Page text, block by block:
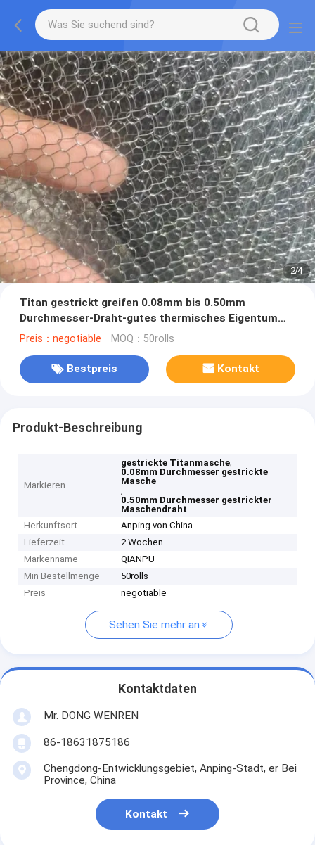
2/4
Titan gestrickt greifen 0.08mm bis 0.50mm
Durchmesser-Draht-gutes thermisches Eigentum
ineinander
Preis：negotiable MOQ：50rolls
Bestpreis Kontakt
Produkt-Beschreibung
Markieren
gestrickte Titanmasche,
0.08mm Durchmesser gestrickte
Masche
,
0.50mm Durchmesser gestrickter
Maschendraht
Herkunftsort
Anping von China
Lieferzeit
2 Wochen
Markenname
QIANPU
Min Bestellmenge
50rolls
Preis
negotiable
Sehen Sie mehr an
Kontaktdaten
Mr. DONG WENREN
86-18631875186
Chengdong-Entwicklungsgebiet, Anping-Stadt, er Bei
Province, China
Kontakt